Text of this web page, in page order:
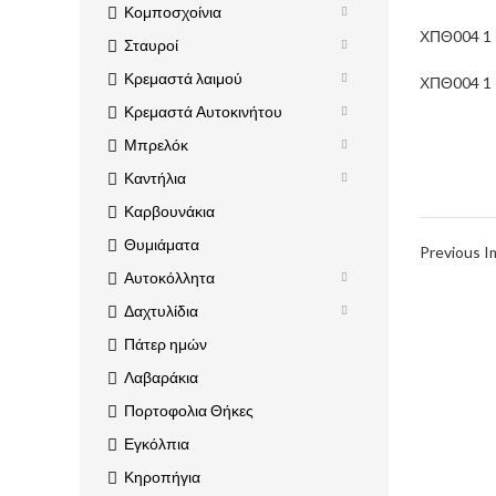
ΧΠΘ004 1
ΧΠΘ004 1
Previous
Κομποσχοίνια
Σταυροί
Κρεμαστά λαιμού
Κρεμαστά Αυτοκινήτου
Μπρελόκ
Καντήλια
Καρβουνάκια
Θυμιάματα
Αυτοκόλλητα
Δαχτυλίδια
Πάτερ ημών
Λαβαράκια
Πορτοφολια Θήκες
Εγκόλπια
Κηροπήγια